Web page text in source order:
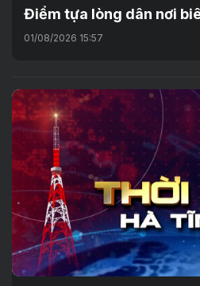
Điểm tựa lòng dân nơi
01/08/2026 15:57